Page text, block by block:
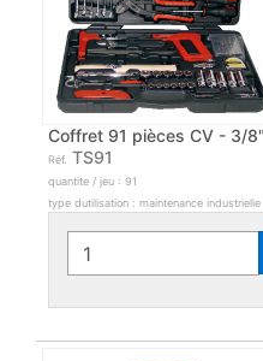
Coffret 91 pièces CV - 3/8"
Réf. TS91
quantite / jeu : 91
type dutilisation : maintenance industrielle